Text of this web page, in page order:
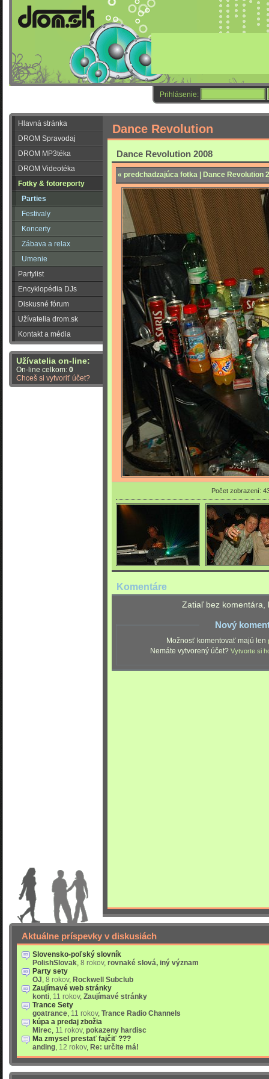
Prihlásenie:
Hlavná stránka
DROM Spravodaj
DROM MP3téka
DROM Videotéka
Fotky & fotoreporty
Parties
Festivaly
Koncerty
Zábava a relax
Umenie
Partylist
Encyklopédia DJs
Diskusné fórum
Užívatelia drom.sk
Kontakt a média
Užívatelia on-line:
On-line celkom: 0
Chceš si vytvoriť účet?
Dance Revolution
Dance Revolution 2008
« predchadzajúca fotka | Dance Revolution
Počet zobrazení:
Komentáre
Zatiaľ bez komentára,
Nový
Možnosť komentovať majú len
Nemáte vytvorený účet? Vytvorte si
Aktuálne príspevky v diskusiách
Slovensko-poľský slovník
PolishSlovak, 8 rokov, rovnaké slová, iný význam
Party sety
OJ, 8 rokov, Rockwell Subclub
Zaujímavé web stránky
konti, 11 rokov, Zaujímavé stránky
Trance Sety
goatrance, 11 rokov, Trance Radio Channels
kúpa a predaj zbožia
Mirec, 11 rokov, pokazeny hardisc
Ma zmysel prestať fajčiť ???
anding, 12 rokov, Re: určite má!